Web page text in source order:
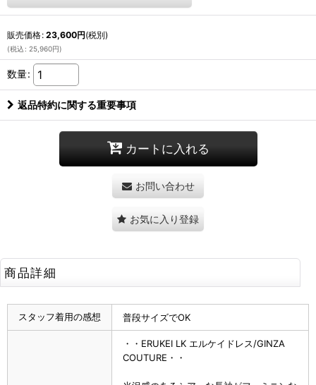
販売価格: 23,600円(税別)
(税込 : 25,960円)
数量:
返品特約に関する重要事項
カートに入れる
お問い合わせ
お気に入り登録
商品詳細
スタッフ着用の感想 普段サイズでOK
・・ERUKEI LK エルケイドレス/GINZA
COUTURE・・